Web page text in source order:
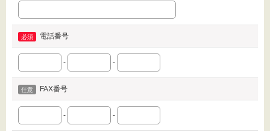
電話番号
- -
FAX番号
- -